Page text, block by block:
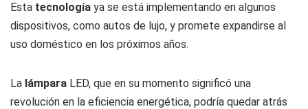
Esta tecnología ya se está implementando en algunos
dispositivos, como autos de lujo, y promete expandirse al
uso doméstico en los próximos años.
La lámpara LED, que en su momento significó una
revolución en la eficiencia energética, podría quedar atrás